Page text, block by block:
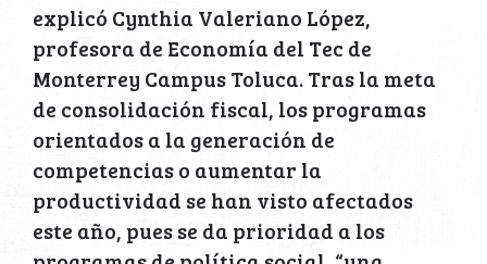
explicó Cynthia Valeriano López,
profesora de Economía del Tec de
Monterrey Campus Toluca. Tras la meta
de consolidación fiscal, los programas
orientados a la generación de
competencias o aumentar la
productividad se han visto afectados
este año, pues se da prioridad a los